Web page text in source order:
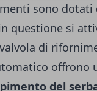
sono dotati
questione si
di
offrono
del